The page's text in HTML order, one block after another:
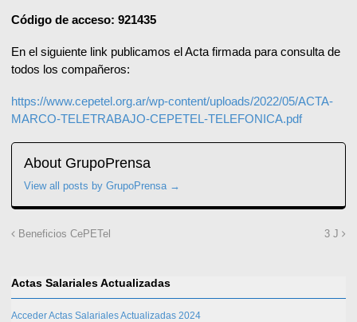
Código de acceso: 921435
En el siguiente link publicamos el Acta firmada para consulta de
todos los compañeros:
https://www.cepetel.org.ar/wp-content/uploads/2022/05/ACTA-
MARCO-TELETRABAJO-CEPETEL-TELEFONICA.pdf
About GrupoPrensa
View all posts by GrupoPrensa →
Beneficios CePETel 3 J
Actas Salariales Actualizadas
Acceder Actas Salariales Actualizadas 2024